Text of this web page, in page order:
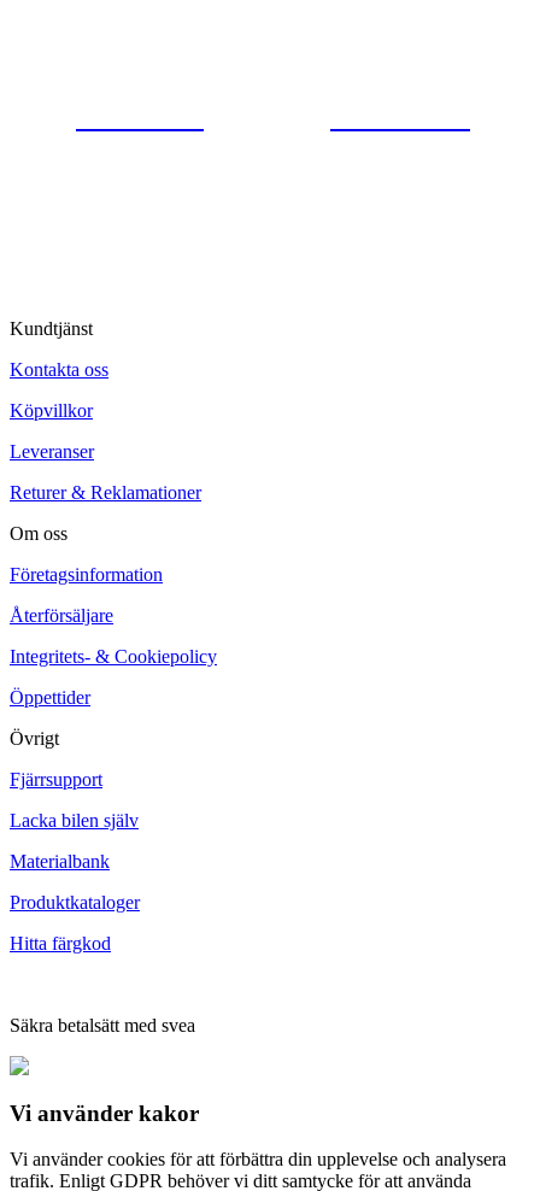
Kundtjänst
Kontakta oss
Köpvillkor
Leveranser
Returer & Reklamationer
Om oss
Företagsinformation
Återförsäljare
Integritets- & Cookiepolicy
Öppettider
Övrigt
Fjärrsupport
Lacka bilen själv
Materialbank
Produktkataloger
Hitta färgkod
Säkra betalsätt med svea
Vi använder kakor
Vi använder cookies för att förbättra din upplevelse och analysera
trafik. Enligt GDPR behöver vi ditt samtycke för att använda